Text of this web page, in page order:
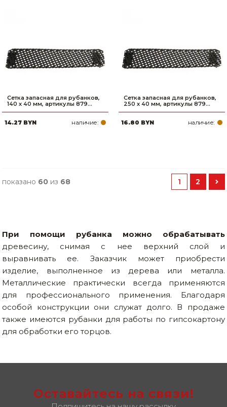
Сетка запасная для рубанков,
140 х 40 мм, артикулы 879...
14.27 BYN наличие:
Сетка запасная для рубанков,
250 х 40 мм, артикулы 879...
16.80 BYN наличие:
показано 60 из 68 1 2
При помощи рубанка можно обрабатывать
древесину, снимая с нее верхний слой и
выравнивать ее. Заказчик может приобрести
изделие, выполненное из дерева или металла.
Металлические практически всегда применяются
для профессионального применения. Благодаря
особой конструкции они служат долго. В продаже
также имеются рубанки для работы по гипсокартону
для обработки его торцов.
Оставайтесь на связи!